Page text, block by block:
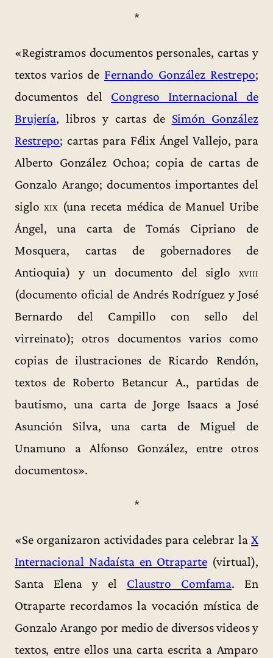
*
«Registramos documentos personales, cartas y
textos varios de Fernando González Restrepo;
documentos del Congreso Internacional de
Brujería, libros y cartas de Simón González
Restrepo; cartas para Félix Ángel Vallejo, para
Alberto González Ochoa; copia de cartas de
Gonzalo Arango; documentos importantes del
sigloxix (una receta médica de Manuel Uribe
Ángel, una carta de Tomás Cipriano de
Mosquera, cartas de gobernadores de
Antioquia) y un documento del siglo xviii
(documento oficial de Andrés Rodríguez y José
Bernardo del Campillo con sello del
virreinato); otros documentos varios como
copias de ilustraciones de Ricardo Rendón,
textos de Roberto Betancur A., partidas de
bautismo, una carta de Jorge Isaacs a José
Asunción Silva, una carta de Miguel de
Unamuno a Alfonso González, entre otros
documentos».
*
«Se organizaron actividades para celebrar laX
Internacional Nadaísta en Otraparte(virtual),
Santa Elena y el Claustro Comfama. En
Otraparte recordamos la vocación mística de
Gonzalo Arango por medio de diversos videos y
textos, entre ellos una carta escrita a Amparo